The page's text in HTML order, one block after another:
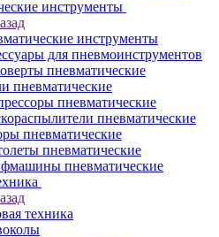
инструменты
инструменты
для пневмоинструментов
пневматические
пневматические
пневматические
пневматические
пневматические
пневматические
пневматические
техника